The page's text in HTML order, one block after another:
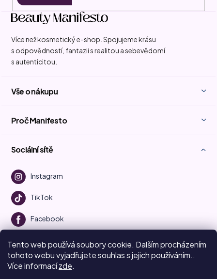
Tento web používá soubory cookie. Dalším procházením
tohoto webu vyjadřujete souhlas s jejich používáním..
Více informacízde.
Více než kosmetický e-shop. Spojujeme krásu
s odpovědností, fantazii s realitou a sebevědomí
s autenticitou.
Vše o nákupu
Proč Manifesto
Sociální sítě
Instagram
TikTok
Facebook